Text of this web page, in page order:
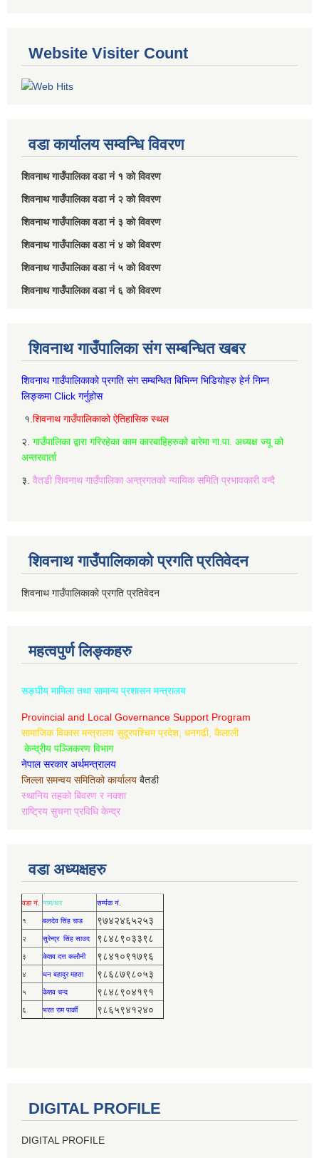
Website Visiter Count
वडा कार्यालय सम्वन्धि विवरण
शिवनाथ गाउँपालिका वडा नं‌ १ को विवरण
शिवनाथ गाउँपालिका वडा नं‌ २ को विवरण
शिवनाथ गाउँपालिका वडा नं‌ ३ को विवरण
शिवनाथ गाउँपालिका वडा नं‌ ४ को विवरण
शिवनाथ गाउँपालिका वडा नं‌ ५ को विवरण
शिवनाथ गाउँपालिका वडा नं‌ ६ को विवरण
शिवनाथ गाउँपालिका संग सम्बन्धित खबर
शिवनाथ गाउँपालिकाको प्रगति संग सम्बन्धित बिभिन्‍न भिडियोहरु हेर्न निम्‍न
लिङ्कमा Click गर्नुहोस
१. शिवनाथ गाउँपालिकाको ऐतिहासिक स्थल
२. गाउँपालिका द्वारा गरिरहेका काम कारबाहिहरुको बारेमा गा.पा. अध्यक्ष ज्यू को
अन्तरवार्ता
३. वैतडी शिवनाथ गाउँपालिका अन्त्रगतको न्यायिक समिति प्रभावकारी वन्दै
शिवनाथ गाउँपालिकाको प्रगति प्रतिवेदन
शिवनाथ गाउँपालिकाको प्रगति प्रतिवेदन
महत्वपुर्ण लिङ्कहरु
सङ्घीय मामिला तथा सामान्य प्रशासन मन्त्रालय
Provincial and Local Governance Support Program
सामाजिक विकास मन्त्रालय सुदूरपश्चिम प्रदेश, धनगढी, कैलाली
केन्द्रीय पञ्जिकरण विभाग
नेपाल सरकार अर्थमन्त्रालय
जिल्ला समन्वय समितिको कार्यालय बैतडी
स्थानिय तहको बिवरण र नक्शा
राष्ट्रिय सुचना प्रविधि केन्द्र
वडा अध्यक्षहरु
वडा नं. नाम/थर सर्म्पक नं.
१ बलदेव सिंह चाड ९७४२४६५२५३
२ सुरेन्द्र सिंह साउद ९८४८९०३३९८
३ केशव दत्त कलौनी ९८४१०९१७९६
४ धन बहादुर महता ९८६८७९८०५३
५ केशव चन्द ९८४८९०४१९१
६ भरत राम पार्की ९८६५९४१२४०
DIGITAL PROFILE
DIGITAL PROFILE